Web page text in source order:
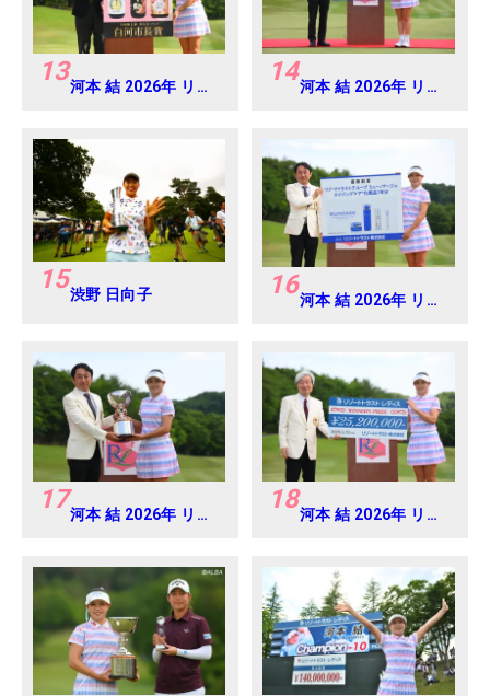
13河本 結 2026年 リゾ
14河本 結 2026年 リゾ
15渋野 日向子 16河本 結 2026年 リゾ
17河本 結 2026年 リゾ
18河本 結 2026年 リゾ